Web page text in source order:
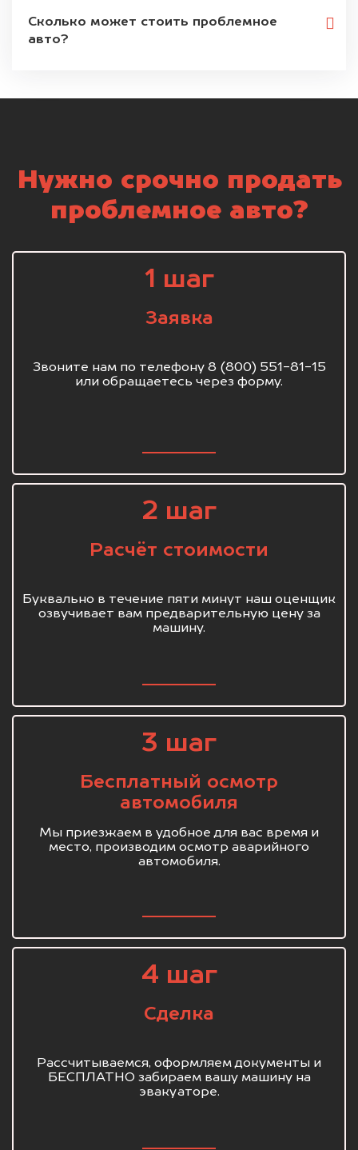
Сколько может стоить проблемное
авто?
Нужно срочно продать
проблемное авто?
1 шаг
Заявка
Звоните нам по телефону 8 (800) 551-81-15
или обращаетесь через форму.
2 шаг
Расчёт стоимости
Буквально в течение пяти минут наш оценщик
озвучивает вам предварительную цену за
машину.
3 шаг
Бесплатный осмотр
автомобиля
Мы приезжаем в удобное для вас время и
место, производим осмотр аварийного
автомобиля.
4 шаг
Сделка
Рассчитываемся, оформляем документы и
БЕСПЛАТНО забираем вашу машину на
эвакуаторе.